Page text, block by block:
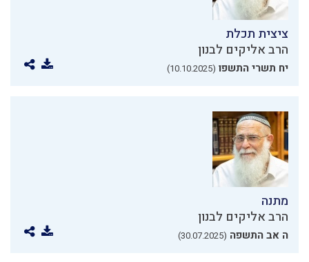
ציצית תכלת
הרב אליקים לבנון
יח תשרי התשפו (10.10.2025)
מתנה
הרב אליקים לבנון
ה אב התשפה (30.07.2025)